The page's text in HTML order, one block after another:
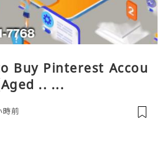
Buy Pinterest Accou
.. ...
時前